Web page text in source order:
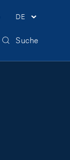
DE
Suche